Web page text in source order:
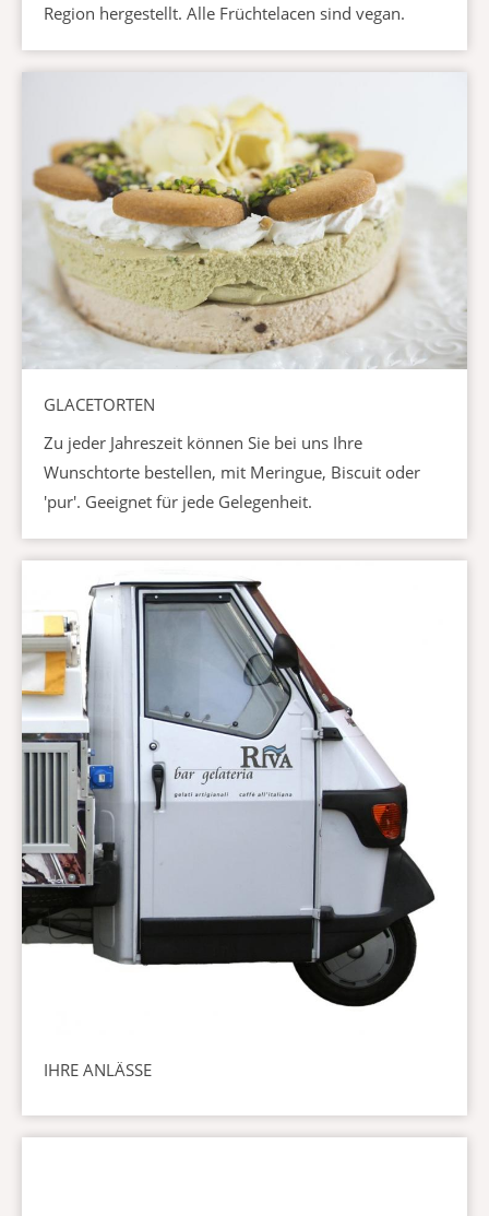
Region hergestellt. Alle Früchtelacen sind vegan.
GLACETORTEN
Zu jeder Jahreszeit können Sie bei uns Ihre
Wunschtorte bestellen, mit Meringue, Biscuit oder
'pur'. Geeignet für jede Gelegenheit.
IHRE ANLÄSSE